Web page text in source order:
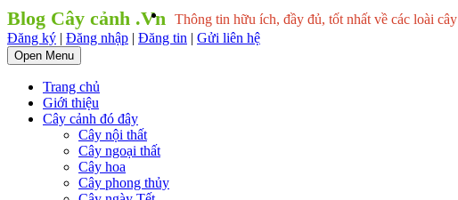
Blog Cây cảnh .Vn Thông tin hữu ích, đầy đủ, tốt nhất về các loài cây
Đăng ký | Đăng nhập | Đăng tin | Gửi liên hệ
Open Menu
Trang chủ
Giới thiệu
Cây cảnh đó đây
Cây nội thất
Cây ngoại thất
Cây hoa
Cây phong thủy